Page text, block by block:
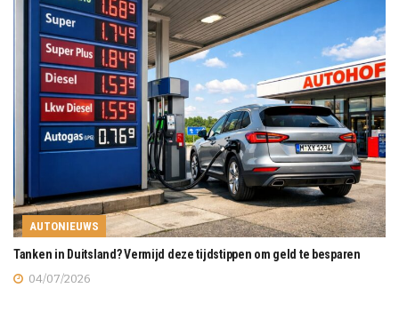
AUTONIEUWS
Tanken in Duitsland? Vermijd deze tijdstippen om geld te besparen
04/07/2026